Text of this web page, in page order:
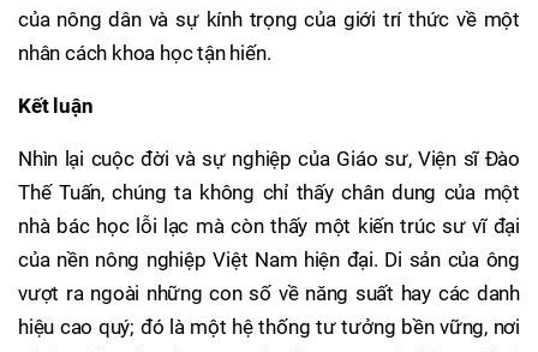
của nông dân và sự kính trọng của giới trí thức về một
nhân cách khoa học tận hiến.
Kết luận
Nhìn lại cuộc đời và sự nghiệp của Giáo sư, Viện sĩ Đào
Thế Tuấn, chúng ta không chỉ thấy chân dung của một
nhà bác học lỗi lạc mà còn thấy một kiến trúc sư vĩ đại
của nền nông nghiệp Việt Nam hiện đại. Di sản của ông
vượt ra ngoài những con số về năng suất hay các danh
hiệu cao quý; đó là một hệ thống tư tưởng bền vững, nơi